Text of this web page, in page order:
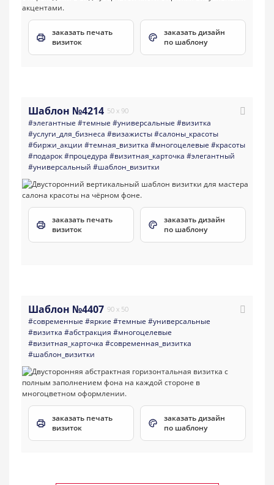
заказать печать
визиток
заказать дизайн
по шаблону
Шаблон №4214 50 x 90
#элегантные #темные #универсальные #визитка
#услуги_для_бизнеса #визажисты#салоны_красоты
#биржи_акции #темная_визитка #многоцелевые #красоты
#подарок#процедура #визитная_карточка #элегантный
#универсальный #шаблон_визитки
заказать печать
визиток
заказать дизайн
по шаблону
Шаблон №4407 90 x 50
#современные #яркие #темные #универсальные
#визитка #абстракция #многоцелевые
#визитная_карточка #современная_визитка
#шаблон_визитки
заказать печать
визиток
заказать дизайн
по шаблону